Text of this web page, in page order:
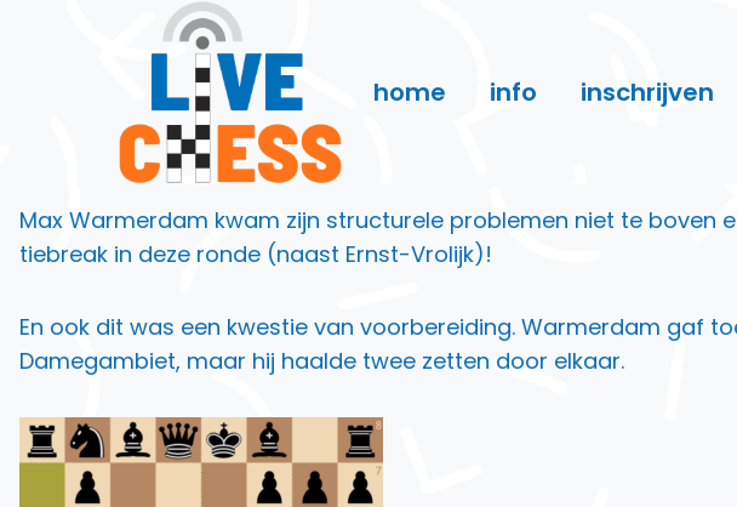
home info inschrijven
Max Warmerdam kwam zijn structurele problemen niet te boven
tiebreak in deze ronde (naast Ernst-Vrolijk)!
En ook dit was een kwestie van voorbereiding. Warmerdam gaf
Damegambiet, maar hij haalde twee zetten door elkaar.